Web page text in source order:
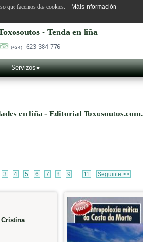
- Tenda en liña
(+34) 623 384 776
Servizos
en liña - Editorial Toxosoutos.com.
3 4 5 6 7 8 9 ... 11 Seguinte >>
que facemos das cookies. Máis información